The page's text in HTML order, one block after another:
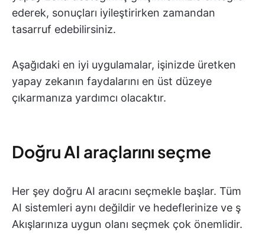
ederek, sonuçları iyileştirirken zamandan
tasarruf edebilirsiniz.
Aşağıdaki en iyi uygulamalar, işinizde üretken
yapay zekanın faydalarını en üst düzeye
çıkarmanıza yardımcı olacaktır.
Doğru AI araçlarını seçme
Her şey doğru AI aracını seçmekle başlar. Tüm
AI sistemleri aynı değildir ve hedeflerinize ve ş
Akışlarınıza uygun olanı seçmek çok önemlidir.